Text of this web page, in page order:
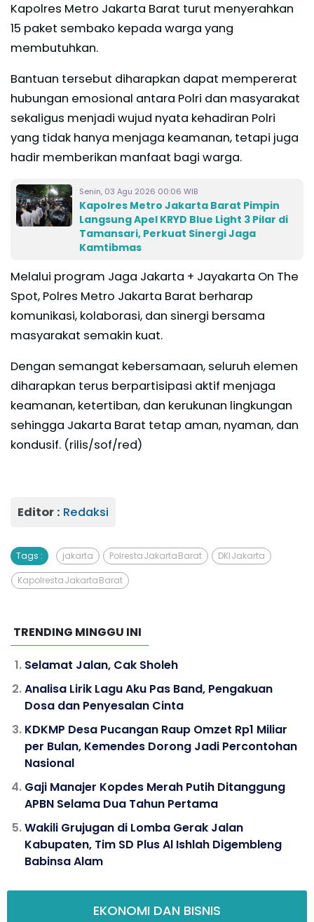
Kapolres Metro Jakarta Barat turut menyerahkan
15 paket sembako kepada warga yang
membutuhkan.
Bantuan tersebut diharapkan dapat mempererat
hubungan emosional antara Polri dan masyarakat
sekaligus menjadi wujud nyata kehadiran Polri
yang tidak hanya menjaga keamanan, tetapi juga
hadir memberikan manfaat bagi warga.
Senin, 03 Agu 2026 00:06 WIB
Kapolres Metro Jakarta Barat Pimpin
Langsung Apel KRYD Blue Light 3 Pilar di
Tamansari, Perkuat Sinergi Jaga
Kamtibmas
Melalui program Jaga Jakarta + Jayakarta On The
Spot, Polres Metro Jakarta Barat berharap
komunikasi, kolaborasi, dan sinergi bersama
masyarakat semakin kuat.
Dengan semangat kebersamaan, seluruh elemen
diharapkan terus berpartisipasi aktif menjaga
keamanan, ketertiban, dan kerukunan lingkungan
sehingga Jakarta Barat tetap aman, nyaman, dan
kondusif. (rilis/sof/red)
Editor : Redaksi
Tags : jakarta Polresta Jakarta Barat DKI Jakarta
Kapolresta Jakarta Barat
TRENDING MINGGU INI
Selamat Jalan, Cak Sholeh
Analisa Lirik Lagu Aku Pas Band, Pengakuan
Dosa dan Penyesalan Cinta
KDKMP Desa Pucangan Raup Omzet Rp1 Miliar
per Bulan, Kemendes Dorong Jadi Percontohan
Nasional
Gaji Manajer Kopdes Merah Putih Ditanggung
APBN Selama Dua Tahun Pertama
Wakili Grujugan di Lomba Gerak Jalan
Kabupaten, Tim SD Plus Al Ishlah Digembleng
Babinsa Alam
EKONOMI DAN BISNIS